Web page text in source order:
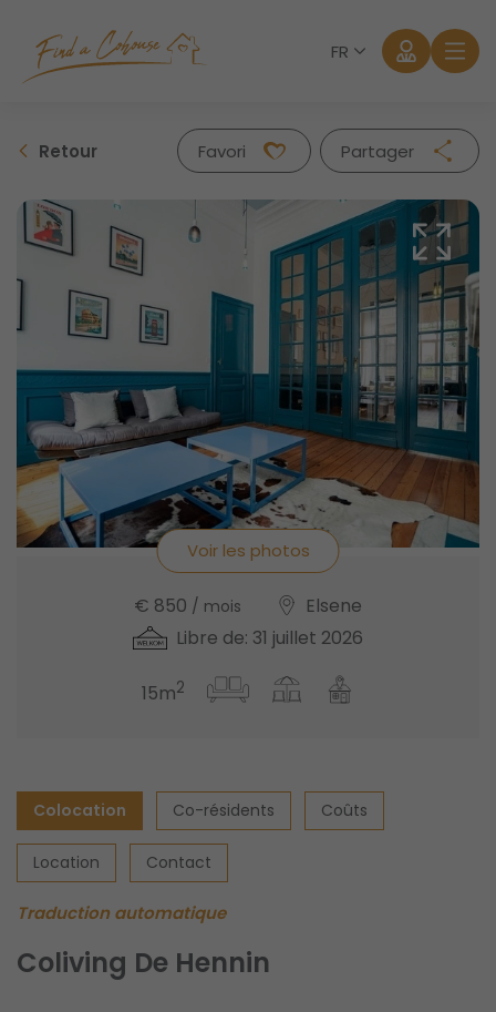
FR
Se connecter
Mot de passe oublié?
Retour Favori
Partager
Facebook
Twitter
Whatsapp
Mail
Voir les photos
€ 850 / mois
Elsene
Libre de: 31 juillet 2026
15m2
Colocation Co-résidents Coûts
Location Contact
Traduction automatique
Coliving De Hennin